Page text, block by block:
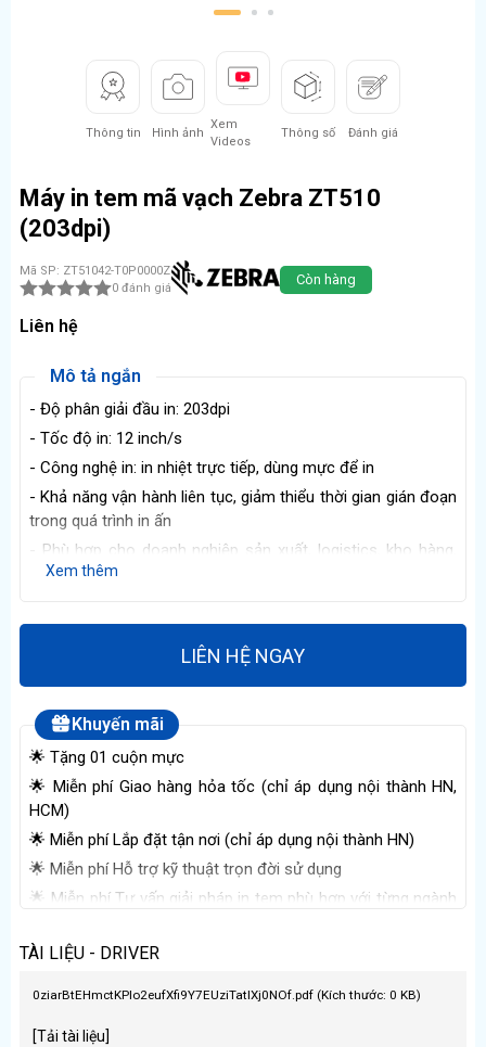
1 23
Thông tin Hình ảnh
Xem
Videos
Thông số Đánh giá
Máy in tem mã vạch Zebra ZT510
(203dpi)
Mã SP: ZT51042-T0P0000Z
0 đánh giá
Còn hàng
Liên hệ
Mô tả ngắn
- Độ phân giải đầu in: 203dpi
- Tốc độ in: 12 inch/s
- Công nghệ in: in nhiệt trực tiếp, dùng mực để in
- Khả năng vận hành liên tục, giảm thiểu thời gian gián đoạn
trong quá trình in ấn
- Phù hợp cho doanh nghiệp sản xuất, logistics, kho hàng,
bán lẻ quy mô lớn
Xem thêm
LIÊN HỆ NGAY
Khuyến mãi
🌟 Tặng 01 cuộn mực
🌟 Miễn phí Giao hàng hỏa tốc (chỉ áp dụng nội thành HN,
HCM)
🌟 Miễn phí Lắp đặt tận nơi (chỉ áp dụng nội thành HN)
🌟 Miễn phí Hỗ trợ kỹ thuật trọn đời sử dụng
🌟 Miễn phí Tư vấn giải pháp in tem phù hợp với từng ngành
TÀI LIỆU - DRIVER
0ziarBtEHmctKPlo2eufXfi9Y7EUziTatIXj0NOf.pdf (Kích thước: 0 KB)
[Tải tài liệu]